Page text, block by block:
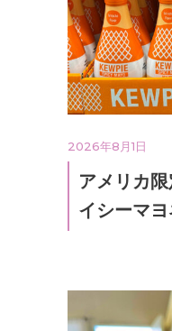
2026年8月1日
アメリカ
イシーマヨ